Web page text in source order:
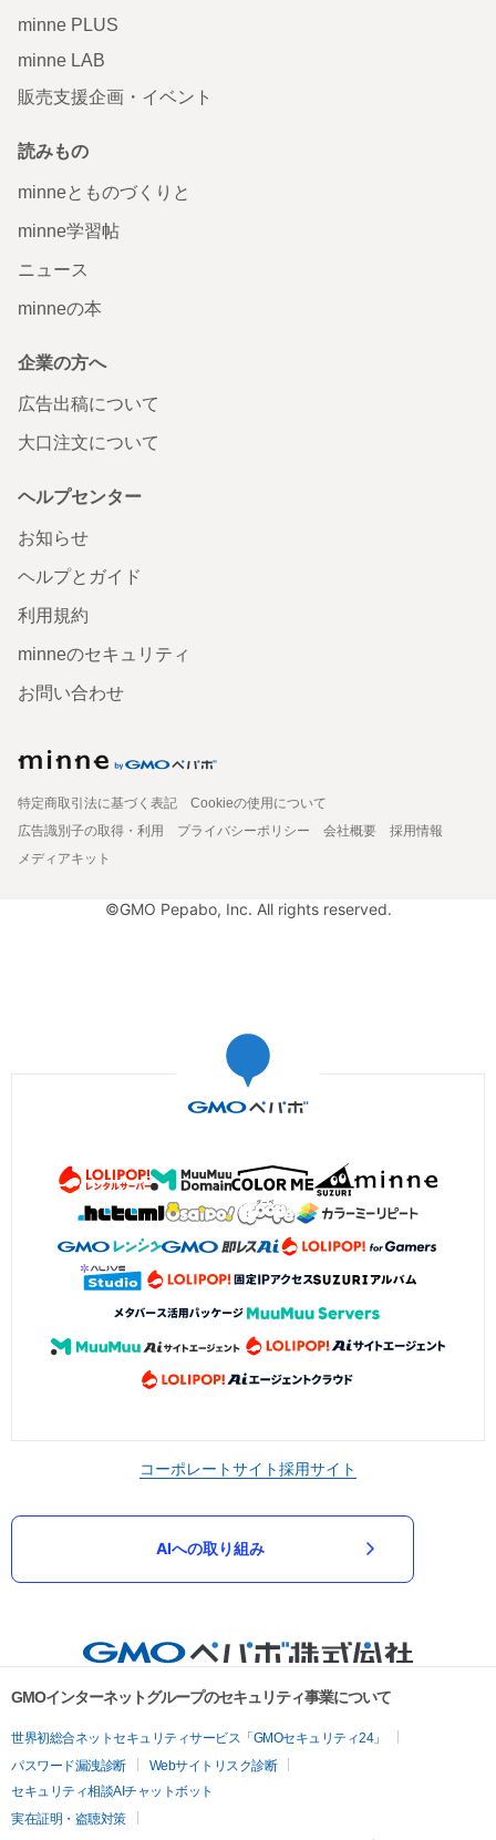
minne PLUS
minne LAB
販売支援企画・イベント
読みもの
minneとものづくりと
minne学習帖
ニュース
minneの本
企業の方へ
広告出稿について
大口注文について
ヘルプセンター
お知らせ
ヘルプとガイド
利用規約
minneのセキュリティ
お問い合わせ
特定商取引法に基づく表記
Cookieの使用について
広告識別子の取得・利用
プライバシーポリシー 会社概要
採用情報
メディアキット
©GMO Pepabo, Inc. All rights reserved.
コーポレートサイト採用サイト
AIへの取り組み
GMOインターネットグループのセキュリティ事業について
世界初総合ネットセキュリティサービス「GMOセキュリティ24」
パスワード漏洩診断
Webサイトリスク診断
セキュリティ相談AIチャットボット
実在証明・盗聴対策